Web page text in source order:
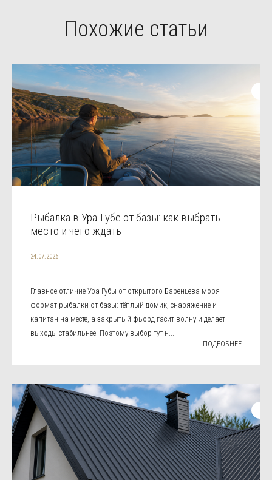
Похожие статьи
Рыбалка в Ура-Губе от базы: как выбрать
место и чего ждать
24.07.2026
Главное отличие Ура-Губы от открытого Баренцева моря -
формат рыбалки от базы: тёплый домик, снаряжение и
капитан на месте, а закрытый фьорд гасит волну и делает
выходы стабильнее. Поэтому выбор тут н...
ПОДРОБНЕЕ